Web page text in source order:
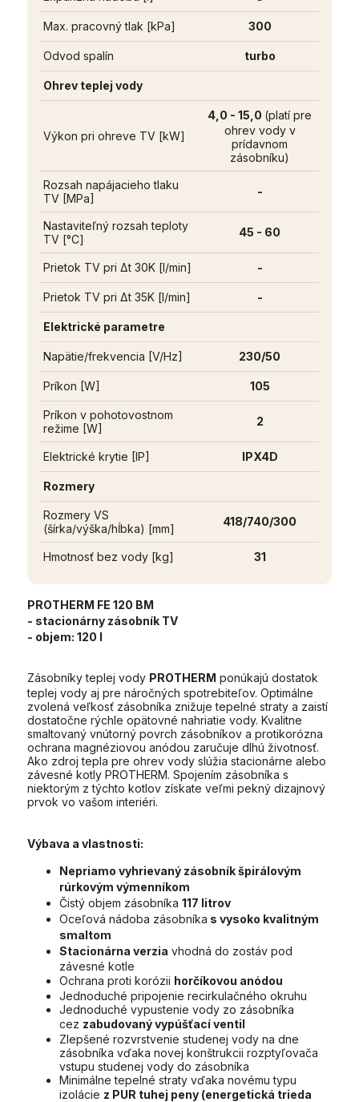
Max. pracovný tlak [kPa] 300
Odvod spalín turbo
Ohrev teplej vody
Výkon pri ohreve TV [kW]
4,0 - 15,0 (platí pre
ohrev vody v
prídavnom
zásobníku)
Rozsah napájacieho tlaku
TV [MPa]
-
Nastaviteľný rozsah teploty
TV [°C]
45 - 60
Prietok TV pri Δt 30K [l/min] -
Prietok TV pri Δt 35K [l/min] -
Elektrické parametre
Napätie/frekvencia [V/Hz] 230/50
Príkon [W] 105
Príkon v pohotovostnom
režime [W]
2
Elektrické krytie [IP] IPX4D
Rozmery
Rozmery VS
(šírka/výška/hĺbka) [mm]
418/740/300
Hmotnosť bez vody [kg] 31
PROTHERM FE 120 BM
- stacionárny zásobník TV
- objem: 120 l
Zásobníky teplej vody PROTHERM ponúkajú dostatok
teplej vody aj pre náročných spotrebiteľov. Optimálne
zvolená veľkosť zásobníka znižuje tepelné straty a zaistí
dostatočne rýchle opätovné nahriatie vody. Kvalitne
smaltovaný vnútorný povrch zásobníkov a protikorózna
ochrana magnéziovou anódou zaručuje dlhú životnosť.
Ako zdroj tepla pre ohrev vody slúžia stacionárne alebo
závesné kotly PROTHERM. Spojením zásobníka s
niektorým z týchto kotlov získate veľmi pekný dizajnový
prvok vo vašom interiéri.
Výbava a vlastnosti:
Nepriamo vyhrievaný zásobník špirálovým
rúrkovým výmenníkom
Čistý objem zásobníka 117 litrov
Oceľová nádoba zásobníka s vysoko kvalitným
smaltom
Stacionárna verzia vhodná do zostáv pod
závesné kotle
Ochrana proti korózii horčíkovou anódou
Jednoduché pripojenie recirkulačného okruhu
Jednoduché vypustenie vody zo zásobníka
cez zabudovaný vypúšťací ventil
Zlepšené rozvrstvenie studenej vody na dne
zásobníka vďaka novej konštrukcii rozptyľovača
vstupu studenej vody do zásobníka
Minimálne tepelné straty vďaka novému typu
izolácie z PUR tuhej peny (energetická trieda